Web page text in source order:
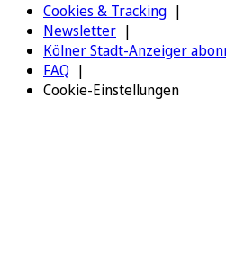
Cookies & Tracking
Newsletter
Kölner Stadt-Anzeiger
FAQ
Cookie-Einstellungen